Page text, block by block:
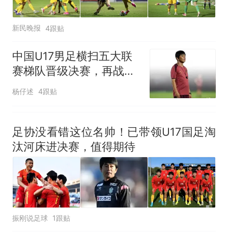
新民晚报 4跟贴
中国U17男足横扫五大联
赛梯队晋级决赛，再战阿
森纳手握三大优势
杨仔述 4跟贴
足协没看错这位名帅！已带领U17国足淘
汰河床进决赛，值得期待
振刚说足球 1跟贴